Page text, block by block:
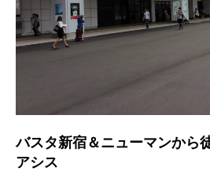
バスタ新宿＆ニューマンから
アシス